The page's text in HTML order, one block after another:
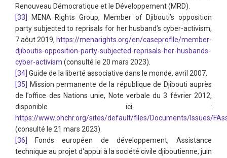
Renouveau Démocratique et le Développement (MRD).
[33]
MENA Rights Group, Member of Djibouti’s opposition
party subjected to reprisals for her husband’s cyber-activism,
7 aôut 2019, https://menarights.org/en/caseprofile/member-
djiboutis-opposition-party-subjected-reprisals-her-husbands-
cyber-activism (consulté le 20 mars 2023).
[34] Guide de la liberté associative dans le monde, avril 2007,
[35]
Mission permanente de la république de Djibouti auprès
de l’office des Nations unie, Note verbale du 3 février 2012,
disponible ici :
https://www.ohchr.org/sites/default/files/Documents/Issues/
(consulté le 21 mars 2023).
[36]
Fonds européen de développement, Assistance
technique au projet d'appui à la société civile djiboutienne, juin